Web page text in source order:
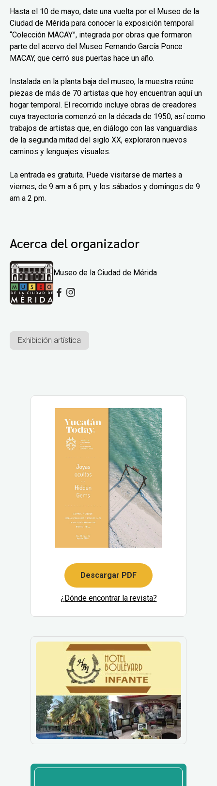
Hasta el 10 de mayo, date una vuelta por el Museo de la
Ciudad de Mérida para conocer la exposición temporal
“Colección MACAY”, integrada por obras que formaron
parte del acervo del Museo Fernando García Ponce
MACAY, que cerró sus puertas hace un año.
Instalada en la planta baja del museo, la muestra reúne
piezas de más de 70 artistas que hoy encuentran aquí un
hogar temporal. El recorrido incluye obras de creadores
cuya trayectoria comenzó en la década de 1950, así como
trabajos de artistas que, en diálogo con las vanguardias
de la segunda mitad del siglo XX, exploraron nuevos
caminos y lenguajes visuales.
La entrada es gratuita. Puede visitarse de martes a
viernes, de 9 am a 6 pm, y los sábados y domingos de 9
am a 2 pm.
Acerca del organizador
Museo de la Ciudad de Mérida
Exhibición artística
Descargar PDF
¿Dónde encontrar la revista?